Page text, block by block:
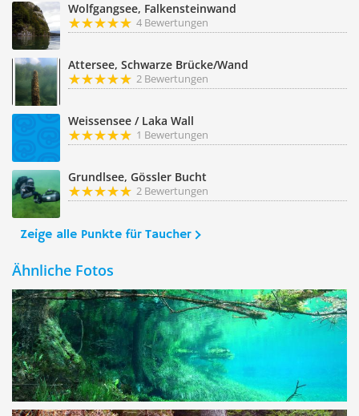
Wolfgangsee, Falkensteinwand
4 Bewertungen
Attersee, Schwarze Brücke/Wand
2 Bewertungen
Weissensee / Laka Wall
1 Bewertungen
Grundlsee, Gössler Bucht
2 Bewertungen
Zeige alle Punkte für Taucher
Ähnliche Fotos